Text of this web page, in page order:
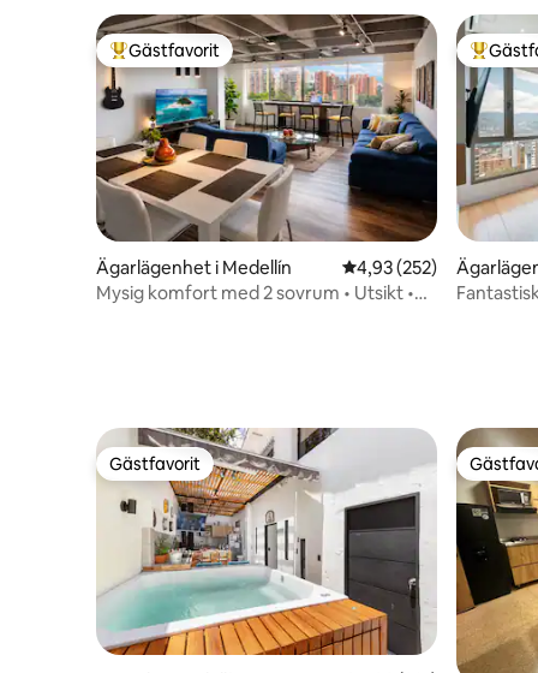
Populär gästfavorit
Gästfavorit
Ägarlägenhet i Medellín 4,93 av 5 i
4,93 (252)
Mysig komfort med 2 sovrum • Utsikt •
Populär
Gästfavorit
Gästfavorit